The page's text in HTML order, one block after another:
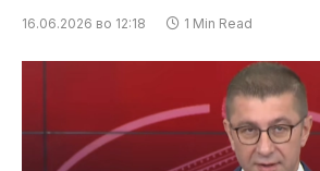
16.06.2026 во 12:18 1 Min Read